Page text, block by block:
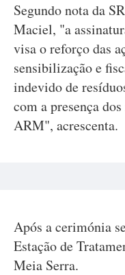
Segundo nota da
Maciel, "a
visa o reforço das
sensibilização e
indevido de
com a presença
ARM", acrescenta.
Após a cerimónia
Estação de
Meia Serra.